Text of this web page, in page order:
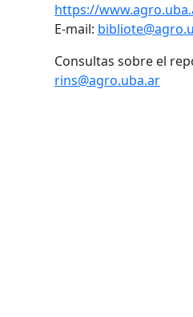
https://
E-mail:
Consultas sobre el
rins@agro.uba.ar